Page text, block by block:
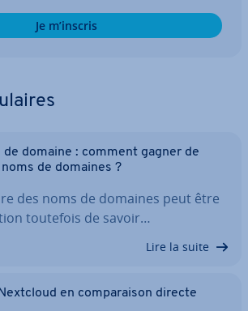
Je m’inscris
de domaine : comment gagner de
noms de domaines ?
des noms de domaines peut être
toutefois de savoir…
Lire la suite
en com­pa­rai­son directe